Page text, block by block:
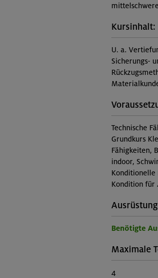
Kursinhalt:
U. a.
Sicherungs-
Technische
Grundkurs
Fähigkeiten,
indoor,
Konditionelle
Kondition für
Benötigte
Maximale
4